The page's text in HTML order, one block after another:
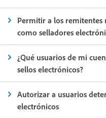
Permitir a los remitentes
como selladores
¿Qué usuarios de mi
sellos electrónicos?
Autorizar a usuarios
electrónicos